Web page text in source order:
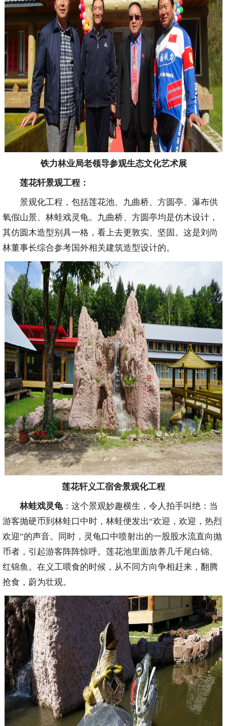
铁力林业局老领导参观生态文化艺术展
莲花轩景观工程：
景观化工程，包括莲花池、九曲桥、方圆亭、瀑布供
氧假山景、林蛙戏灵龟。九曲桥、方圆亭均是仿木设计，
其仿圆木造型别具一格，看上去更敦实、坚固。这是刘尚
林董事长综合参考国外相关建筑造型设计的。
莲花轩义工宿舍景观化工程
林蛙戏灵龟：这个景观妙趣横生，令人拍手叫绝：当
游客抛硬币到林蛙口中时，林蛙便发出“欢迎，欢迎，热烈
欢迎”的声音。同时，灵龟口中喷射出的一股股水流直向抛
币者，引起游客阵阵惊呼。莲花池里面放养几千尾白锦、
红锦鱼。在义工喂食的时候，从不同方向争相赶来，翻腾
抢食，蔚为壮观。